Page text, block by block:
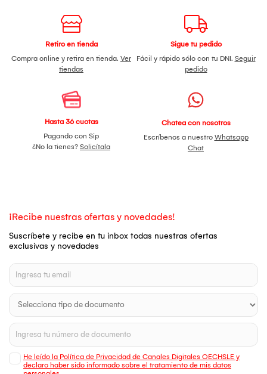
Retiro en tienda
Compra online y retira en tienda. Ver
tiendas
Sigue tu pedido
Fácil y rápido sólo con tu DNI. Seguir
pedido
Hasta 36 cuotas
Pagando con Sip
¿No la tienes? Solicítala
Chatea con nosotros
Escríbenos a nuestro Whatsapp
Chat
¡Recibe nuestras ofertas y novedades!
Suscríbete y recibe en tu inbox todas nuestras ofertas
exclusivas y novedades
He leído la Política de Privacidad de Canales Digitales OECHSLE y
declaro haber sido informado sobre el tratamiento de mis datos